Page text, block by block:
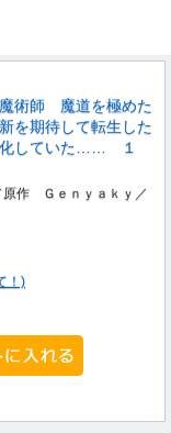
術師 魔道を極めた
を期待して転生した
化していた…… １
作 Ｇｅｎｙａｋｙ／
！)